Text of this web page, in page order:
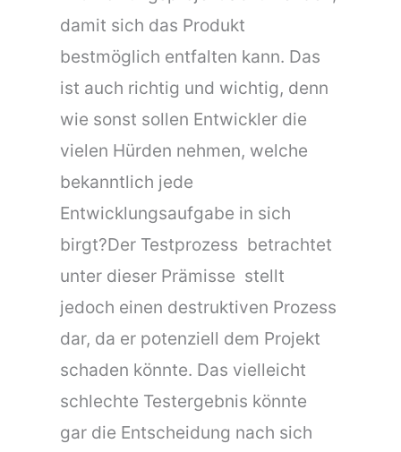
damit sich das Produkt
bestmöglich entfalten kann. Das
ist auch richtig und wichtig, denn
wie sonst sollen Entwickler die
vielen Hürden nehmen, welche
bekanntlich jede
Entwicklungsaufgabe in sich
birgt?Der Testprozess  betrachtet
unter dieser Prämisse  stellt
jedoch einen destruktiven Prozess
dar, da er potenziell dem Projekt
schaden könnte. Das vielleicht
schlechte Testergebnis könnte
gar die Entscheidung nach sich